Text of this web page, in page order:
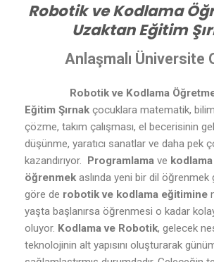
Robotik ve Kodlama
Uzaktan Eğitim
Anlaşmalı Üniversite
Robotik ve Kodlama
Eğitim Şırnak çocuklara matematik,
çözme, takım çalışması, el becerisinin
düşünme, yaratıcı sanatlar ve daha pek
kazandırıyor.
Programlama ve kodlama
öğrenmek aslında yeni bir dil öğrenmek
göre de robotik ve kodlama eğitimine
yaşta başlanırsa öğrenmesi o kadar
oluyor. Kodlama ve Robotik, gelecek
teknolojinin alt yapısını oluşturarak